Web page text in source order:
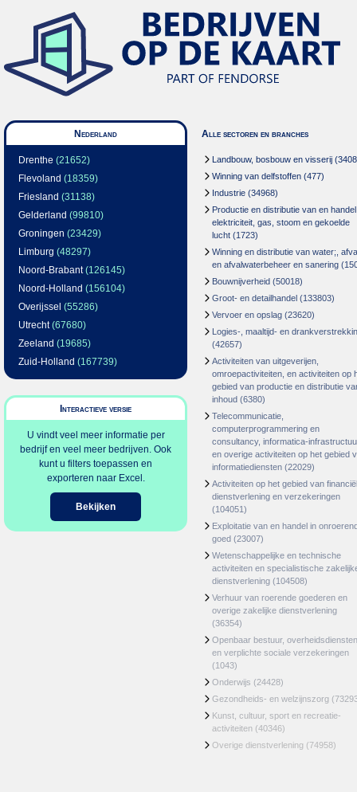
Nederland
Drenthe (21652)
Flevoland (18359)
Friesland (31138)
Gelderland (99810)
Groningen (23429)
Limburg (48297)
Noord-Brabant(126145)
Noord-Holland (156104)
Overijssel (55286)
Utrecht(67680)
Zeeland (19685)
Zuid-Holland (167739)
Interactieve versie
U vindt veel meer informatie per
bedrijf en veel meer bedrijven. Ook
kunt u filters toepassen en
exporteren naar Excel.
Bekijken
Alle sectoren en branches
Landbouw, bosbouw en visserij
Winning van delfstoffen (477)
Industrie (34968)
Productie en distributie van en
elektriciteit, gas, stoom en gekoelde
lucht (1723)
Winning en distributie van water;,
en afvalwaterbeheer en sanering
Bouwnijverheid (50018)
Groot- en detailhandel (133803)
Vervoer en opslag (23620)
Logies-, maaltijd- en
(42657)
Activiteiten van uitgeverijen,
omroepactiviteiten, en activiteiten op
gebied van productie en distributie
inhoud (6380)
Telecommunicatie,
computerprogrammering en
consultancy, informatica-
en overige activiteiten op het gebied
informatiediensten (22029)
Activiteiten op het gebied van
dienstverlening en verzekeringen
(104051)
Exploitatie van en handel in
goed (23007)
Wetenschappelijke en technische
activiteiten en specialistische
dienstverlening (104508)
Verhuur van roerende goederen en
overige zakelijke dienstverlening
(36354)
Openbaar bestuur, overheidsdiensten
en verplichte sociale verzekeringen
(1043)
Onderwijs (24428)
Gezondheids- en welzijnszorg
Kunst, cultuur, sport en recreatie-
activiteiten (40346)
Overige dienstverlening (74958)